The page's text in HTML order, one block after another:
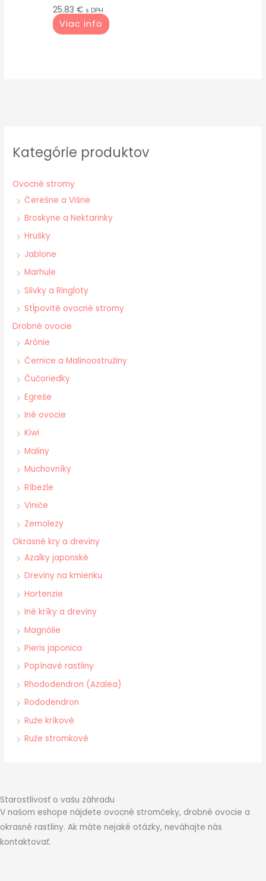
Kategórie produktov
Ovocné stromy
Čerešne a Višne
Broskyne a Nektarinky
Hrušky
Jablone
Marhule
Slivky a Ringloty
Stĺpovité ovocné stromy
Drobné ovocie
Arónie
Černice a Malinoostružiny
Čučoriedky
Egreše
Iné ovocie
Kiwi
Maliny
Muchovníky
Ríbezle
Viniče
Zemolezy
Okrasné kry a dreviny
Azalky japonské
Dreviny na kmienku
Hortenzie
Iné kríky a dreviny
Magnólie
Pieris japonica
Popínavé rastliny
Rhododendron (Azalea)
Rododendron
Ruže kríkové
Ruže stromkové
25.83€ s DPH
Viac info
Starostlivosť o vašu záhradu
V našom eshope nájdete ovocné stromčeky, drobné ovocie a
okrasné rastliny. Ak máte nejaké otázky, neváhajte nás
kontaktovať.